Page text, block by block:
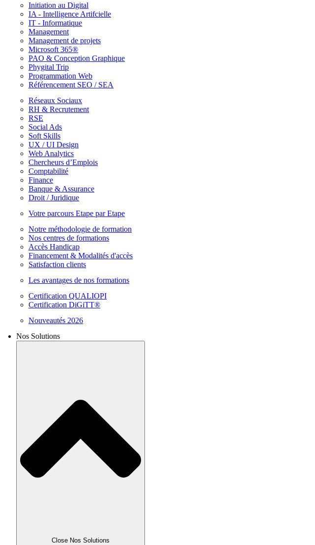
Initiation au Digital
IA - Intelligence Artifcielle
IT - Informatique
Management
Management de projets
Microsoft 365®
PAO & Conception Graphique
Phygital Trip
Programmation Web
Référencement SEO / SEA
Réseaux Sociaux
RH & Recrutement
RSE
Social Ads
Soft Skills
UX / UI Design
Web Analytics
Chercheurs d’Emplois
Comptabilité
Finance
Banque & Assurance
Droit / Juridique
Votre parcours Etape par Etape
Notre méthodologie de formation
Nos centres de formations
Accès Handicap
Financement & Modalités d'accès
Satisfaction clients
Les avantages de nos formations
Certification QUALIOPI
Certification DiGiTT®
Nouveautés 2026
Nos Solutions
Close Nos Solutions